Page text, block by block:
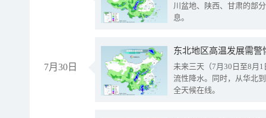
川盆地、陕西、甘肃的部
息。
7月30日
东北地区高温发展需
未来三天（7月30日至8月
流性降水。同时，从华北
全天候在线。